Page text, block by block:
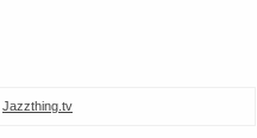
Jazzthing.tv